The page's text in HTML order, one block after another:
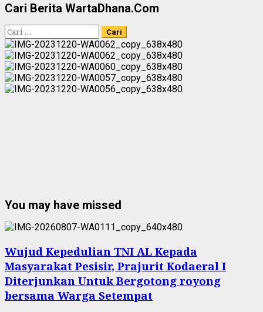
Cari Berita WartaDhana.Com
Cari
untuk:
You may have missed
Wujud Kepedulian TNI AL Kepada
Masyarakat Pesisir, Prajurit Kodaeral I
Diterjunkan Untuk Bergotong royong
bersama Warga Setempat